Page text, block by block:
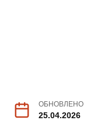
ОБНОВЛЕНО
25.04.2026